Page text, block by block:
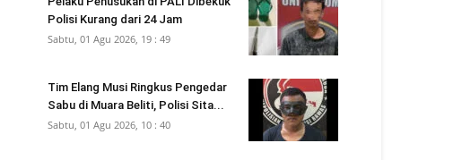
Polisi Kurang dari 24 Jam
Sabtu, 01 Agu 2026, 19 : 49
Tim Elang Musi Ringkus Pengedar
Sabu di Muara Beliti, Polisi Sita...
Sabtu, 01 Agu 2026, 10 : 40